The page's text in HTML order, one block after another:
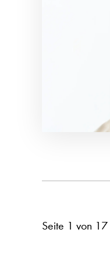
Seite 1 von 17